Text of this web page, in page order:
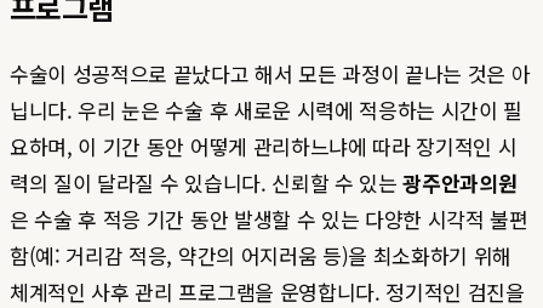
수술이 성공적으로 끝났다고 해서 모든 과정이 끝나는 것은 아
닙니다. 우리 눈은 수술 후 새로운 시력에 적응하는 시간이 필
요하며, 이 기간 동안 어떻게 관리하느냐에 따라 장기적인 시
력의 질이 달라질 수 있습니다. 신뢰할 수 있는광주안과의원
은 수술 후 적응 기간 동안 발생할 수 있는 다양한 시각적 불편
함(예: 거리감 적응, 약간의 어지러움 등)을 최소화하기 위해
체계적인 사후 관리 프로그램을 운영합니다. 정기적인 검진을